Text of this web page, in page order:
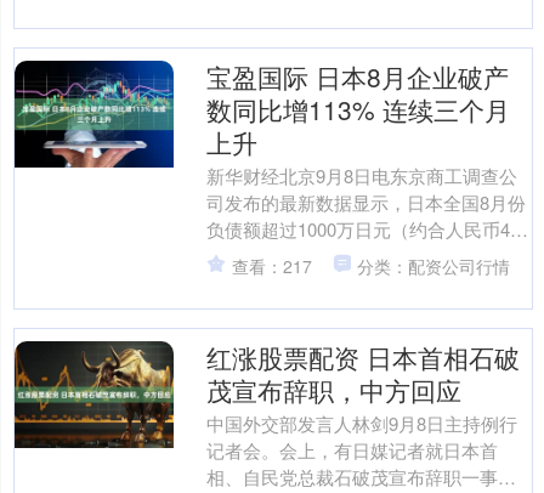
宝盈国际 日本8月企业破产
数同比增113% 连续三个月
上升
新华财经北京9月8日电东京商工调查公
司发布的最新数据显示，日本全国8月份
负债额超过1000万日元（约合人民币49
万元）的企业破产数量达805家，较去年
同期增长1....
查看：217 分类：配资公司行情
红涨股票配资 日本首相石破
茂宣布辞职，中方回应
中国外交部发言人林剑9月8日主持例行
记者会。会上，有日媒记者就日本首
相、自民党总裁石破茂宣布辞职一事提